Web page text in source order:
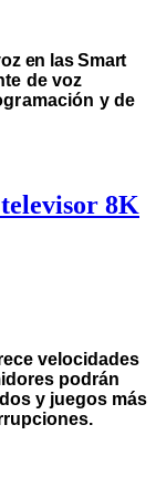
en las Smart
de voz
y de
8K
velocidades
podrán
y juegos más